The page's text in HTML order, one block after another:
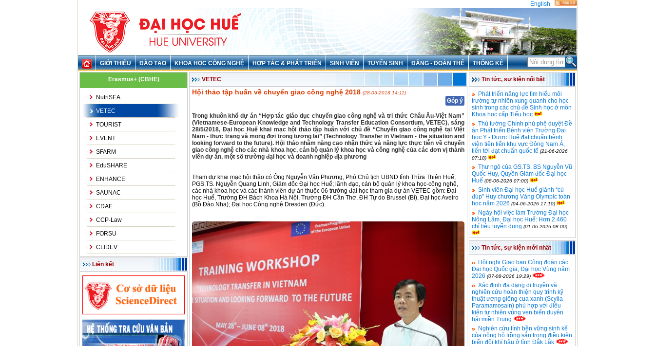
English
GIỚI THIỆU ĐÀO TẠO KHOA HỌC CÔNG NGHỆ HỢP TÁC & PHÁT TRIỂN SINH VIÊN TUYỂN SINH ĐẢNG - ĐOÀN THỂ THỐNG KÊ
Erasmus+ (CBHE)
NutriSEA
VETEC
TOURIST
EVENT
SFARM
EduSHARE
ENHANCE
SAUNAC
CDAE
CCP-Law
FORSU
CLIDEV
Liên kết
VETEC
Hội thảo tập huấn về chuyển giao công nghệ 2018 (28-05-2018 14:11)
Góp ý
Trong khuôn khổ dự án “Hợp tác giáo dục chuyển giao công nghệ và tri thức Châu Âu-Việt Nam”
(Vietnamese-European Knowledge and Technology Transfer Education Consortium, VETEC), sáng
28/5/2018, Đại học Huế khai mạc hội thảo tập huấn với chủ đề “Chuyển giao công nghệ tại Việt
Nam - thực trạng và mong đợi trong tương lai” (Technology Transfer in Vietnam - the situation and
looking forward to the future). Hội thảo nhằm nâng cao nhận thức và năng lực thực tiễn về chuyển
giao công nghệ cho các nhà khoa học, cán bộ quản lý khoa học và công nghệ của các đơn vị thành
viên dự án, một số trường đại học và doanh nghiệp địa phương
Tham dự khai mạc hội thảo có Ông Nguyễn Văn Phương, Phó Chủ tịch UBND tỉnh Thừa Thiên Huế;
PGS.TS. Nguyễn Quang Linh, Giám đốc Đại học Huế; lãnh đạo, cán bộ quản lý khoa học-công nghệ,
các nhà khoa học và các thành viên dự án thuộc 06 trường đại học tham gia dự án VETEC gồm: Đại
học Huế, Trường ĐH Bách Khoa Hà Nội, Trường ĐH Cần Thơ, ĐH Tự do Brussel (Bỉ), Đại học Aveiro
(Bồ Đào Nha); Đại học Công nghệ Dresden (Đức).
Tin tức, sự kiện nổi bật
Phát triển năng lực tìm hiểu môi
trường tự nhiên xung quanh cho học
sinh trong các chủ đề Sinh học ở môn
Khoa học cấp Tiểu học
Thủ tướng Chính phủ phê duyệt Đề
án Phát triển Bệnh viện Trường Đại
học Y - Dược Huế đạt chuẩn bệnh
viện tiên tiến khu vực Đông Nam Á,
tiến tới đạt chuẩn quốc tế (21-06-2026
07:18)
Thư ngỏ của GS.TS. BS Nguyễn Vũ
Quốc Huy, Quyền Giám đốc Đại học
Huế (08-06-2026 07:00)
Sinh viên Đại học Huế giành “cú
đúp” Huy chương Vàng Olympic toán
học năm 2026 (04-06-2026 17:10)
Ngày hội việc làm Trường Đại học
Nông Lâm, Đại học Huế: Hơn 2.460
chỉ tiêu tuyển dụng (01-06-2026 08:00)
Tin tức, sự kiện mới nhất
Hội nghị Giao ban Công đoàn các
Đại học Quốc gia, Đại học Vùng năm
2026 (07-08-2026 19:29)
Xác định đa dạng di truyền và
nghiên cứu hoàn thiện quy trình kỹ
thuật ương giống cua xanh (Scylla
Paramamosain) phù hợp với điều
kiện tự nhiên vùng ven biển duyên
hải miền Trung
Nghiên cứu tính bền vững sinh kế
của nông hộ trồng sắn trong điều kiện
biến đổi khí hậu ở tỉnh Đắk Lắk